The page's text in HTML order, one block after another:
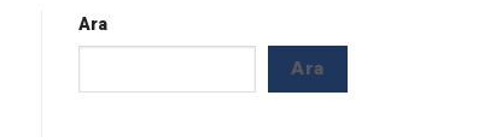
Ara
Ara